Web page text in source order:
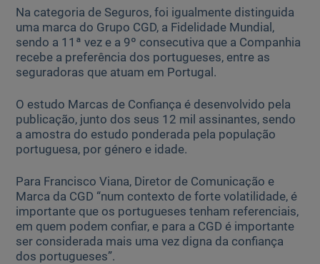
Faça download da App Caixadirecta
Recomendações de Segurança
Registo fornecedor confirming
Na categoria de Seguros, foi igualmente distinguida
uma marca do Grupo CGD, a Fidelidade Mundial,
sendo a 11ª vez e a 9º consecutiva que a Companhia
recebe a preferência dos portugueses, entre as
seguradoras que atuam em Portugal.
O estudo Marcas de Confiança é desenvolvido pela
publicação, junto dos seus 12 mil assinantes, sendo
a amostra do estudo ponderada pela população
portuguesa, por género e idade.
Para Francisco Viana, Diretor de Comunicação e
Marca da CGD “num contexto de forte volatilidade, é
importante que os portugueses tenham referenciais,
em quem podem confiar, e para a CGD é importante
ser considerada mais uma vez digna da confiança
dos portugueses”.